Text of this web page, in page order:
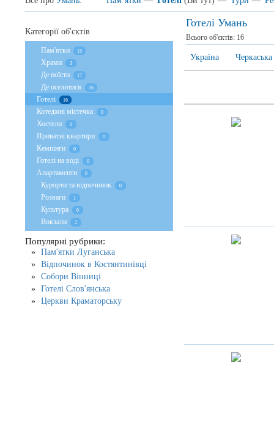
Готелі Умань
Всього об'єктів: 16
Україна Черкаська
Категорії об'єктів
Пам'ятки 15
Храми 3
Де поїсти 17
Де оселитися 16
Готелі 16
Котеджні містечка 0
Хостели 0
Приватні квартири 0
Кемпінги 0
Готелі на воді 0
Апартаменти 0
Курорти та відпочинок 0
Розваги 1
Культура 0
Вокзали 2
Популярні рубрики:
Пам'ятки Луганська
Відпочинок в Костянтинівці
Собори Вінниці
Готелі Слов'янська
Церкви Краматорську